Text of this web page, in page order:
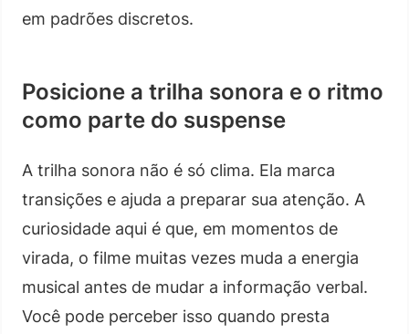
em padrões discretos.
Posicione a trilha sonora e o ritmo
como parte do suspense
A trilha sonora não é só clima. Ela marca
transições e ajuda a preparar sua atenção. A
curiosidade aqui é que, em momentos de
virada, o filme muitas vezes muda a energia
musical antes de mudar a informação verbal.
Você pode perceber isso quando presta